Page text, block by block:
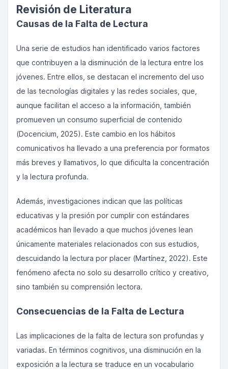
Revisión de Literatura
Causas de la Falta de Lectura
Una serie de estudios han identificado varios factores
que contribuyen a la disminución de la lectura entre los
jóvenes. Entre ellos, se destacan el incremento del uso
de las tecnologías digitales y las redes sociales, que,
aunque facilitan el acceso a la información, también
promueven un consumo superficial de contenido
(Docencium, 2025). Este cambio en los hábitos
comunicativos ha llevado a una preferencia por formatos
más breves y llamativos, lo que dificulta la concentración
y la lectura profunda.
Además, investigaciones indican que las políticas
educativas y la presión por cumplir con estándares
académicos han llevado a que muchos jóvenes lean
únicamente materiales relacionados con sus estudios,
descuidando la lectura por placer (Martínez, 2022). Este
fenómeno afecta no solo su desarrollo crítico y creativo,
sino también su comprensión lectora.
Consecuencias de la Falta de Lectura
Las implicaciones de la falta de lectura son profundas y
variadas. En términos cognitivos, una disminución en la
exposición a la lectura se traduce en un vocabulario